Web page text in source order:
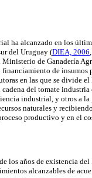
ha alcanzado en los
del Uruguay(DIEA, 2006,
de Ganadería
de
en las que se divide
del tomate
industrial, y otros a
naturales y
productivo y en el
los años de existencia
alcanzables de